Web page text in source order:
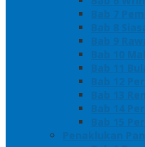
Bab 7
Bab 8
Bab 9
Bab 10
Bab 11
Bab 12
Bab 13
Bab 14
Bab 15
Penaklukan